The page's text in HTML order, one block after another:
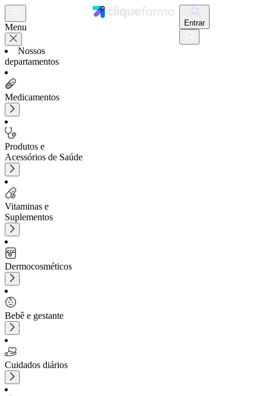
Menu
Nossos
departamentos
Medicamentos
Produtos e
Acessórios de Saúde
Vitaminas e
Suplementos
Dermocosméticos
Bebê e gestante
Cuidados diários
Entrar